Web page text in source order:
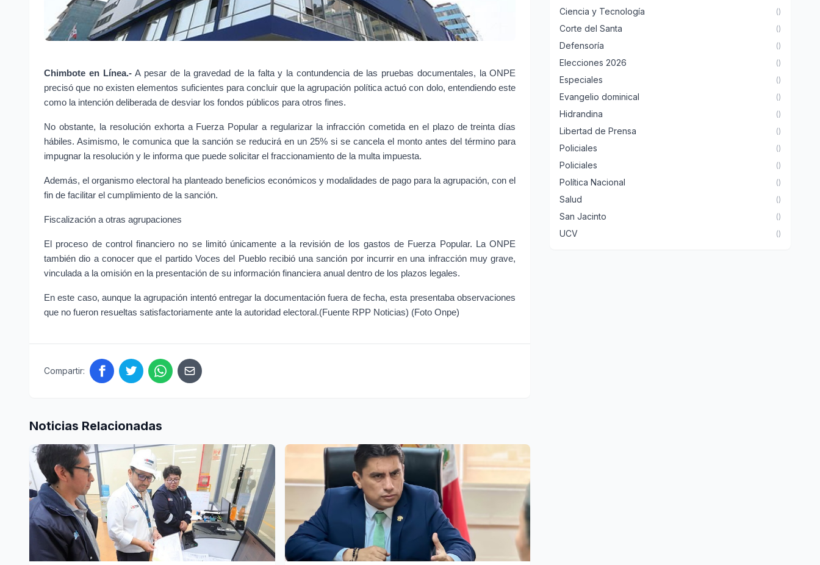
Chimbote en Línea.- A pesar de la gravedad de la falta y la contundencia de las pruebas documentales, la ONPE
precisó que no existen elementos suficientes para concluir que la agrupación política actuó con dolo, entendiendo este
como la intención deliberada de desviar los fondos públicos para otros fines.
No obstante, la resolución exhorta a Fuerza Popular a regularizar la infracción cometida en el plazo de treinta días
hábiles. Asimismo, le comunica que la sanción se reducirá en un 25% si se cancela el monto antes del término para
impugnar la resolución y le informa que puede solicitar el fraccionamiento de la multa impuesta.
Además, el organismo electoral ha planteado beneficios económicos y modalidades de pago para la agrupación, con el
fin de facilitar el cumplimiento de la sanción.
Fiscalización a otras agrupaciones
El proceso de control financiero no se limitó únicamente a la revisión de los gastos de Fuerza Popular. La ONPE
también dio a conocer que el partido Voces del Pueblo recibió una sanción por incurrir en una infracción muy grave,
vinculada a la omisión en la presentación de su información financiera anual dentro de los plazos legales.
En este caso, aunque la agrupación intentó entregar la documentación fuera de fecha, esta presentaba observaciones
que no fueron resueltas satisfactoriamente ante la autoridad electoral.(Fuente RPP Noticias) (Foto Onpe)
Compartir:
Noticias Relacionadas
Ciencia y Tecnología ()
Corte del Santa ()
Defensoría ()
Elecciones 2026 ()
Especiales ()
Evangelio dominical ()
Hidrandina ()
Libertad de Prensa ()
Policiales ()
Policiales ()
Política Nacional ()
Salud ()
San Jacinto ()
UCV ()